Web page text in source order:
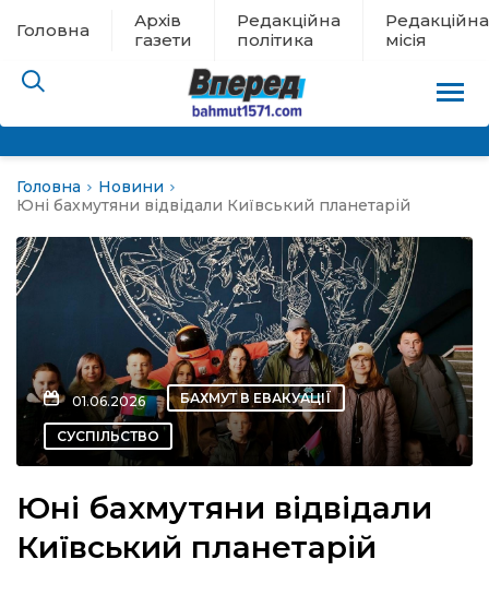
Головна
Архів
газети
Редакційна
політика
Редакційна
місія
евакуації
новини
Головна
Новини
Юні бахмутяни відвідали Київський планетарій
01.06.2026 БАХМУТ В ЕВАКУАЦІЇ
СУСПІЛЬСТВО
Юні бахмутяни відвідали
Київський планетарій